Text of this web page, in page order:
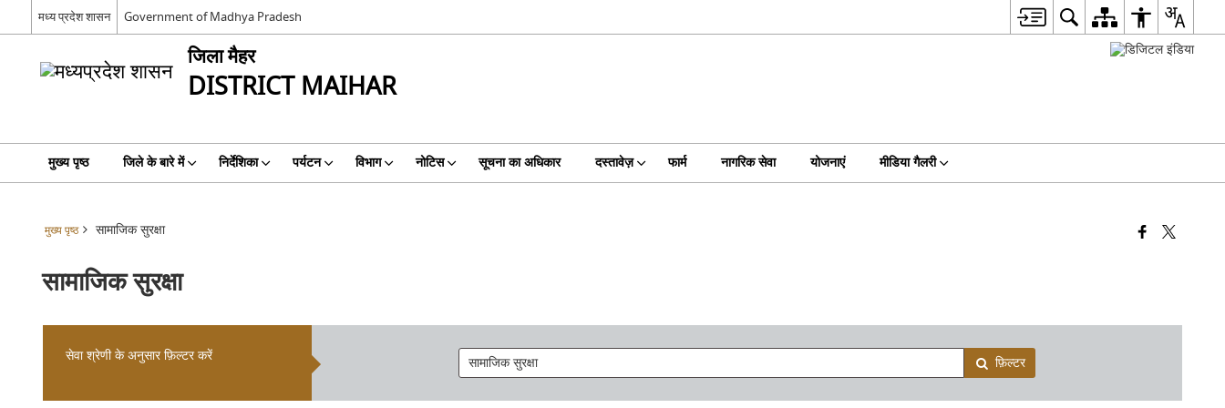
मध्य प्रदेश शासन Government of Madhya Pradesh
जिला मैहर
DISTRICT MAIHAR
मुख्य पृष्ठ जिले के बारे में निर्देशिका पर्यटन विभाग नोटिस सूचना का अधिकार दस्तावेज़ फार्म नागरिक सेवा योजनाएं मीडिया गैलरी
मुख्य पृष्ठ सामाजिक सुरक्षा
सामाजिक सुरक्षा
सेवा श्रेणी के अनुसार फ़िल्टर करें फ़िल्टर